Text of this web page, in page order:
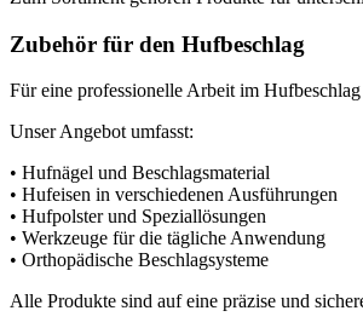
Zubehör für den Hufbeschlag
Für eine professionelle Arbeit im
Unser Angebot umfasst:
• Hufnägel und Beschlagsmaterial
• Hufeisen in verschiedenen Ausführungen
• Hufpolster und Speziallösungen
• Werkzeuge für die tägliche Anwendung
• Orthopädische Beschlagsysteme
Alle Produkte sind auf eine präzise und